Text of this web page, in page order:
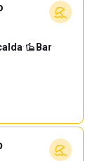
· Bar·